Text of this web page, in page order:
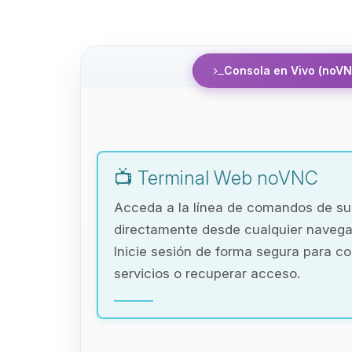
Consola en Vivo
📺 Terminal Web noVNC
Acceda a la línea de comandos de
directamente desde cualquier
Inicie sesión de forma segura para
servicios o recuperar acceso.